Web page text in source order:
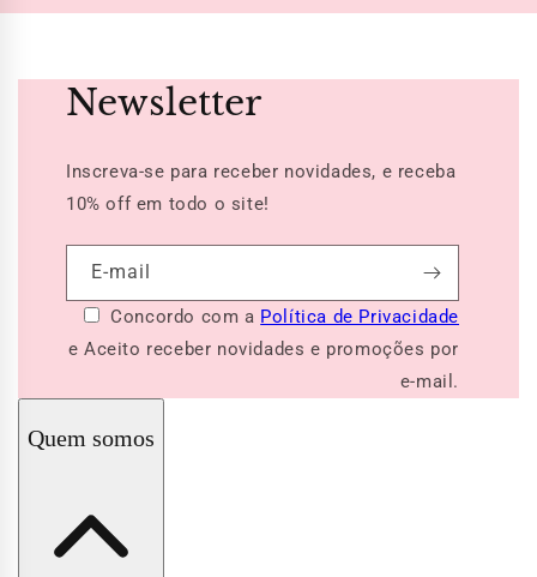
Newsletter
Inscreva-se para receber novidades, e receba
10% offem todo o site!
E-mail
Concordo com a Política de Privacidade
e Aceito receber novidades e promoções por
e-mail.
Quem somos